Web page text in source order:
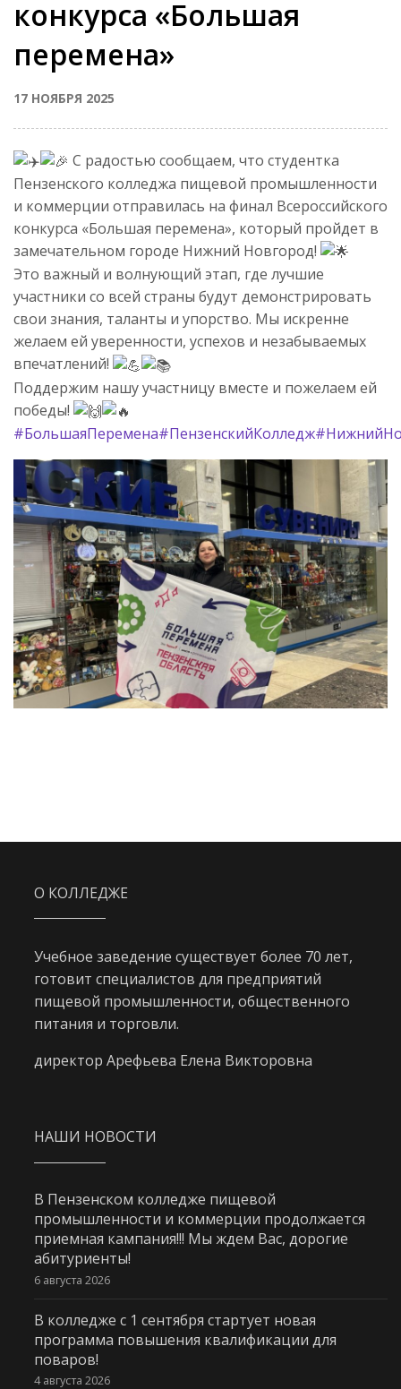
конкурса «Большая
перемена»
17 НОЯБРЯ 2025
С радостью сообщаем, что студентка
Пензенского колледжа пищевой промышленности
и коммерции отправилась на финал Всероссийского
конкурса «Большая перемена», который пройдет в
замечательном городе Нижний Новгород!
Это важный и волнующий этап, где лучшие
участники со всей страны будут демонстрировать
свои знания, таланты и упорство. Мы искренне
желаем ей уверенности, успехов и незабываемых
впечатлений!
Поддержим нашу участницу вместе и пожелаем ей
победы!
#БольшаяПеремена#ПензенскийКолледж
О КОЛЛЕДЖЕ
Учебное заведение существует более 70 лет,
готовит специалистов для предприятий
пищевой промышленности, общественного
питания и торговли.
директор Арефьева Елена Викторовна
НАШИ НОВОСТИ
В Пензенском колледже пищевой
промышленности и коммерции продолжается
приемная кампания!!! Мы ждем Вас, дорогие
абитуриенты!
6 августа 2026
В колледже с 1 сентября стартует новая
программа повышения квалификации для
поваров!
4 августа 2026